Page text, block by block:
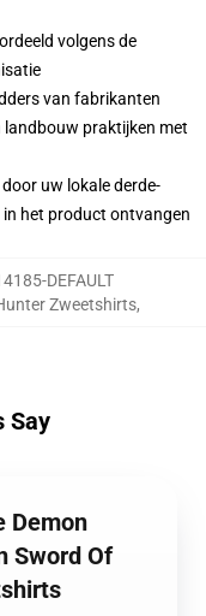
volgens de
van fabrikanten
landbouw praktijken met
uw lokale derde-
in het product ontvangen
DEFAULT
Zweetshirts,
Say
Demon
Sword Of